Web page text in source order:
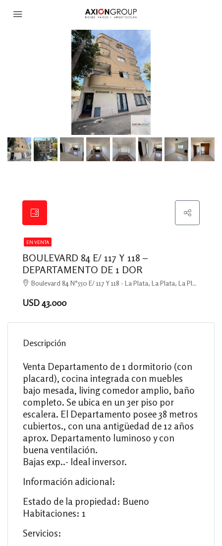
EN VENTA
BOULEVARD 84 E/ 117 Y 118 –
DEPARTAMENTO DE 1 DOR
Boulevard 84 N°550 E/ 117 Y 118 - La Plata, La Plata, La Plata
USD 43.000
Descripción
Venta Departamento de 1 dormitorio (con
placard), cocina integrada con muebles
bajo mesada, living comedor amplio, baño
completo. Se ubica en un 3er piso por
escalera. El Departamento posee 38 metros
cubiertos., con una antigüedad de 12 años
aprox. Departamento luminoso y con
buena ventilación.
Bajas exp..- Ideal inversor.
Información adicional:
Estado de la propiedad: Bueno
Habitaciones: 1
Servicios: